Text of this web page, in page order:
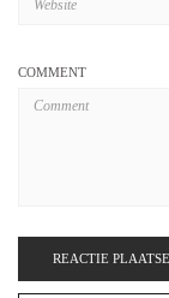
COMMENT